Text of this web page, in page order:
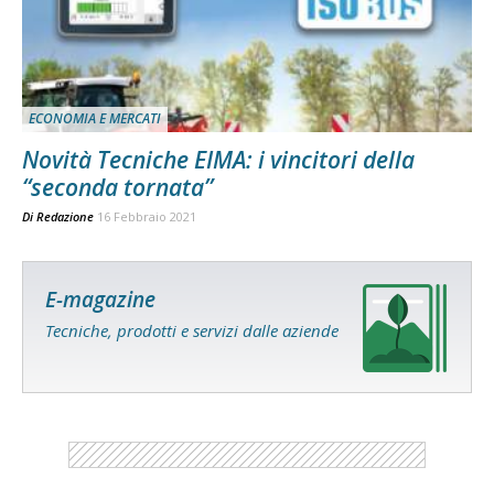
ECONOMIA E MERCATI
Novità Tecniche EIMA: i vincitori della
“seconda tornata”
Di Redazione 16 Febbraio 2021
E-magazine
Tecniche, prodotti e servizi dalle aziende